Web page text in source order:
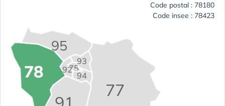
Code postal : 78180
Code insee : 78423
75
77
78 92
93
94
95